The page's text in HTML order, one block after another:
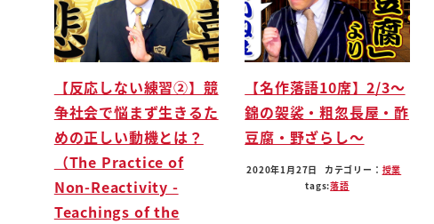
背景としてですね才能か人柄かっていう
議論というのは歴史上何度も行われてき
てるよっていう説明から入るんですねま
そもそも中国において三国史ねものすごい
うわーってあのランセのねあのものすごい
こうね中国における戦国時代みたいな三国
史ありますよねあの三国史の手前の時代で
はですねま中国は授業の世界という風な形
でですね授業っていうのはまその親高校
【反応しない練習②】競
争社会で悩まず生きるた
めの正しい動機とは？
（The Practice of
Non-Reactivity -
Teachings of the
【名作落語10席】2/3〜
錦の袈裟・粗忽長屋・酢
豆腐・野ざらし〜
2020年1月27日 カテゴリー： 授業
tags:落語